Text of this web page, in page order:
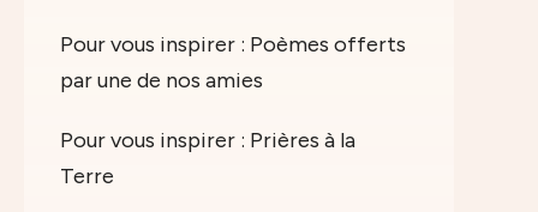
Pour vous inspirer : Poèmes offerts
par une de nos amies
Pour vous inspirer : Prières à la
Terre